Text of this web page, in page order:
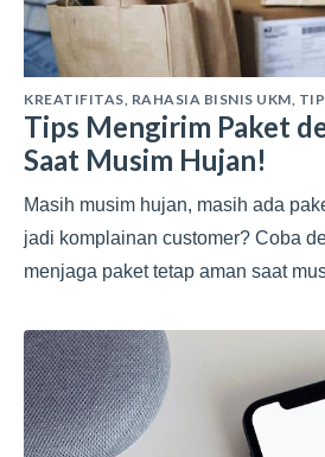
KREATIFITAS, RAHASIA BISNIS UKM,
Tips Mengirim Paket
Saat Musim Hujan!
Masih musim hujan, masih ada
jadi komplainan customer? Coba
menjaga paket tetap aman saat